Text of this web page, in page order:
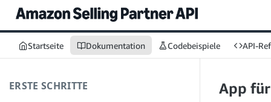
Startseite Dokumentation Codebeispiele API-
ERSTE SCHRITTE App